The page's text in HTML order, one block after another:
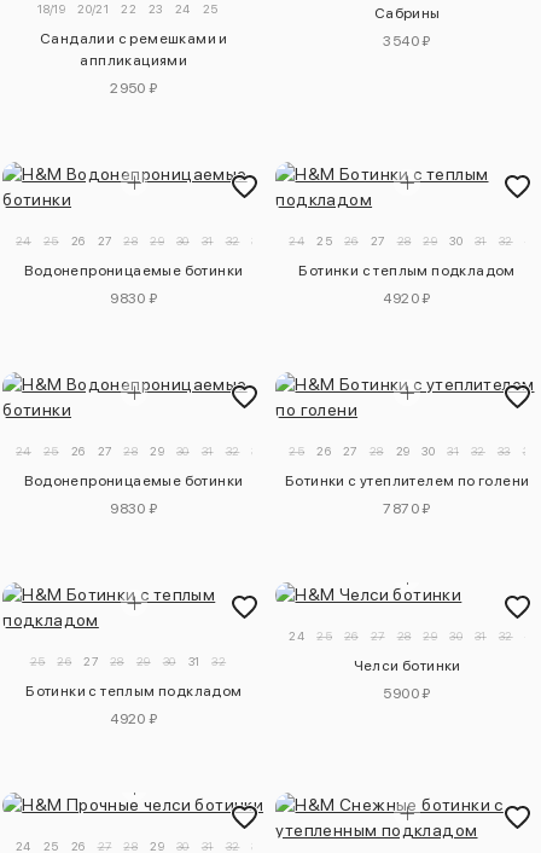
18/19 20/21 22 23 24 25
Сандалии с ремешками и
аппликациями
2950 ₽
Сабрины
3540 ₽
24 25 26 27 28 29 30 31 32 33 34
Водонепроницаемые ботинки
9830 ₽
24 25 26 27 28 29 30 31 32
Ботинки с теплым подкладом
4920 ₽
24 25 26 27 28 29 30 31 32 33
Водонепроницаемые ботинки
9830 ₽
25 26 27 28 29 30 31 32 33 34
Ботинки с утеплителем по голени
7870 ₽
25 26 27 28 29 30 31 32
Ботинки с теплым подкладом
4920 ₽
24 25 26 27 28 29 30 31 32
Челси ботинки
5900 ₽
24 25 26 27 28 29 30 31 32 33